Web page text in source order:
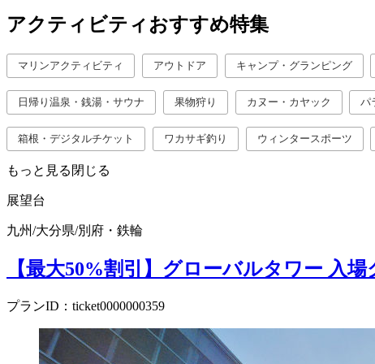
アクティビティおすすめ特集
マリンアクティビティ アウトドア キャンプ・グランピング
日帰り温泉・銭湯・サウナ 果物狩り カヌー・カヤック パ
箱根・デジタルチケット ワカサギ釣り ウィンタースポーツ
もっと見る 閉じる
展望台
九州/大分県/別府・鉄輪
【最大50%割引】グローバルタワー 入場
プランID：ticket0000000359